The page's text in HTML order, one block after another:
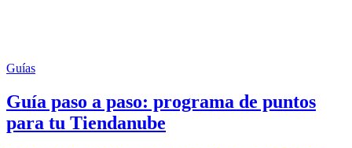
Guías
Guía paso a paso: programa de puntos
para tu Tiendanube